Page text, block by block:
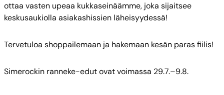
ottaa vasten upeaa kukkaseinäämme, joka sijaitsee
keskusaukiolla asiakashissien läheisyydessä!
Tervetuloa shoppailemaan ja hakemaan kesän paras fiilis!
Simerockin ranneke-edut ovat voimassa 29.7.–9.8.